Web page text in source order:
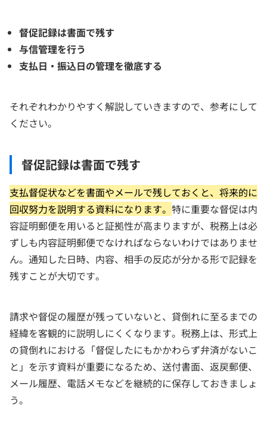
督促記録は書面で残す
与信管理を行う
支払日・振込日の管理を徹底する
それぞれわかりやすく解説していきますので、参考にして
ください。
督促記録は書面で残す
支払督促状などを書面やメールで残しておくと、将来的に
回収努力を説明する資料になります。 特に重要な督促は内
容証明郵便を用いると証拠性が高まりますが、税務上は必
ずしも内容証明郵便でなければならないわけではありませ
ん。通知した日時、内容、相手の反応が分かる形で記録を
残すことが大切です。
請求や督促の履歴が残っていないと、貸倒れに至るまでの
経緯を客観的に説明しにくくなります。税務上は、形式上
の貸倒れにおける「督促したにもかかわらず弁済がないこ
と」を示す資料が重要になるため、送付書面、返戻郵便、
メール履歴、電話メモなどを継続的に保存しておきましょ
う。